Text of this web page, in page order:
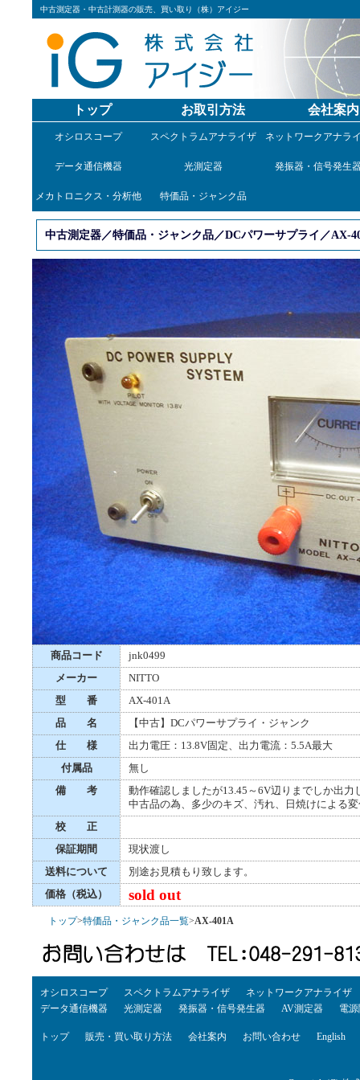
中古測定器・中古計測器の販売、買い取り（株）アイジー
トップ お取引方法 会社案内
オシロスコープ スペクトラムアナライザ ネットワークアナラ
データ通信機器 光測定器 発振器・信号発生
メカトロニクス・分析他 特価品・ジャンク品
中古測定器／特価品・ジャンク品／DCパワーサプライ／AX-
商品コード
jnk0499
メーカー
NITTO
型 番
AX-401A
品 名
【中古】DCパワーサプライ・ジャンク
仕 様
出力電圧：13.8V固定、出力電流：5.5A最大
付属品
無し
備 考
動作確認しましたが13.45～6V辺りまでしか出力
中古品の為、多少のキズ、汚れ、日焼けによる
校 正
保証期間
現状渡し
送料について
別途お見積もり致します。
価格（税込）
sold out
トップ>特価品・ジャンク品一覧>AX-401A
オシロスコープ スペクトラムアナライザ
ネットワークアナライザ
データ通信機器
光測定器 発振器・信号発生器 AV測定器 電
トップ 販売・買い取り方法 会社案内 お問い合わせ English